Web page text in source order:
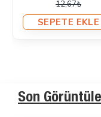
649,04₺
885,06₺
Son